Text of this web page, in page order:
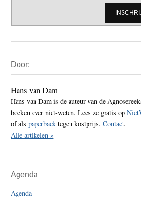
Sidebar
Door:
Hans van Dam
Hans van Dam is de auteur van de
boeken over niet-weten. Lees ze gratis op
of alspaperback tegen kostprijs.Contact.
Alle artikelen »
Agenda
Agenda